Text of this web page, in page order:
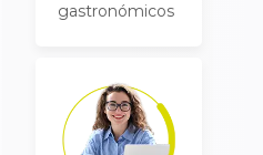
gastronómicos